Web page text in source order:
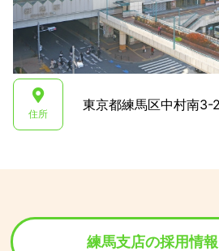
住所
東京都練馬区中村南3-
練馬支店の採用情